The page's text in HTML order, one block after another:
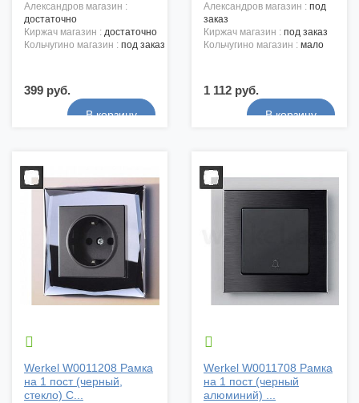
александров магазин :
достаточно
киржач магазин : достаточно
кольчугино магазин : под заказ
399 руб.
александров магазин : под
заказ
киржач магазин : под заказ
кольчугино магазин : мало
1 112 руб.

Werkel W0011208 Рамка
на 1 пост (черный,
стекло) С...

Werkel W0011708 Рамка
на 1 пост (черный
алюминий) ...